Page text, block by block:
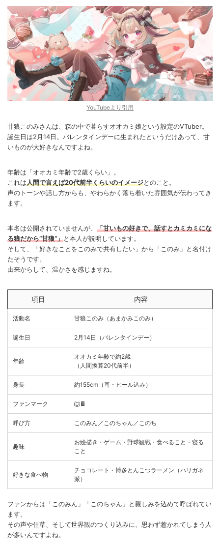
YouTubeより引用
甘狼このみさんは、森の中で暮らすオオカミ娘という設定のVTuber。
誕生日は2月14日。バレンタインデーに生まれたというだけあって、甘
いものが大好きなんですよね。
年齢は「オオカミ年齢で2歳くらい」。
これは人間で言えば20代前半くらいのイメージとのこと。
声のトーンや話し方からも、やわらかく落ち着いた雰囲気が伝わってき
ます。
本名は公開されていませんが、 「甘いもの好きで、話すとカミカミにな
る狼だから“甘狼”」と本人が説明しています。
そして、「好きなことをこのみで共有したい」から「このみ」と名付け
たそうです。
由来からして、温かさを感じますね。
項目 内容
活動名 甘狼このみ（あまかみこのみ）
誕生日 2月14日（バレンタインデー）
年齢
オオカミ年齢で約2歳
（人間換算20代前半）
身長 約155cm（耳・ヒール込み）
ファンマーク 🐺🍫
呼び方 このみん／このちゃん／このち
趣味
お絵描き・ゲーム・野球観戦・食べること・寝る
こと
好きな食べ物
チョコレート・博多とんこつラーメン（ハリガネ
派）
ファンからは「このみん」「このちゃん」と親しみを込めて呼ばれてい
ます。
その声や仕草、そして世界観のつくり込みに、思わず惹かれてしまう人
が多いんですよね。